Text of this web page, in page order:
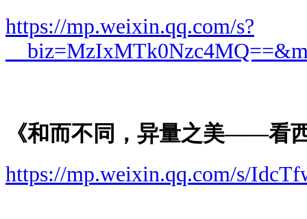
https://mp.weixin.qq.com/s?
《和而不同，异量之美——看
https://mp.weixin.qq.com/s/